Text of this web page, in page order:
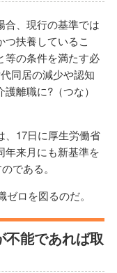
合、現行の基準では
扶養しているこ
等の条件を満たす必
同居の減少や認知
離職に?（つな）
、17日に厚生労働省
年来月にも新基準を
である。
ロを図るのだ。
能であれば取